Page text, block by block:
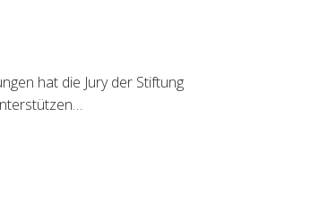
hat die Jury der Stiftung